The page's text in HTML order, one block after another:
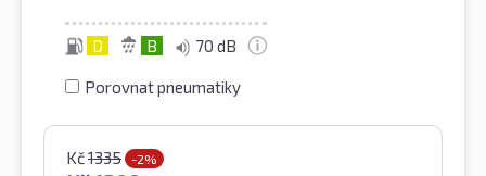
D B 70 dB
Porovnat pneumatiky
Kč1335 -2%